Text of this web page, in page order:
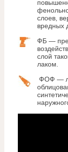
слоев,
вредных
ФБ —
слой
лаком.
ФОФ —